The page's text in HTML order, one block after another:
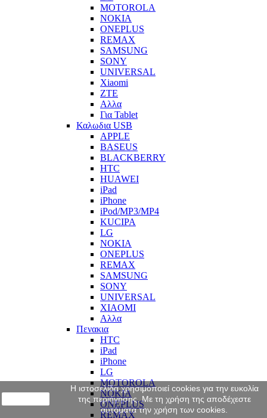
MOTOROLA
NOKIA
ONEPLUS
REMAX
SAMSUNG
SONY
UNIVERSAL
Xiaomi
ZTE
Αλλα
Για Tablet
Καλωδια USB
APPLE
BASEUS
BLACKBERRY
HTC
HUAWEI
iPad
iPhone
iPod/MP3/MP4
KUCIPA
LG
NOKIA
ONEPLUS
REMAX
SAMSUNG
SONY
UNIVERSAL
XIAOMI
Αλλα
Πενακια
HTC
iPad
iPhone
LG
MOTOROLA
NOKIA
ONEPLUS
REMAX
Η ιστοσελίδα χρησιμοποιεί cookies για την ευκολία
της περιήγησης. Με τη χρήση της αποδέχεστε
αυτόματα την χρήση των cookies.